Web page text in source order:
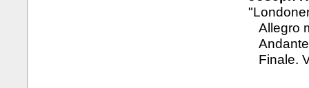
Allegro
Andante
Finale.